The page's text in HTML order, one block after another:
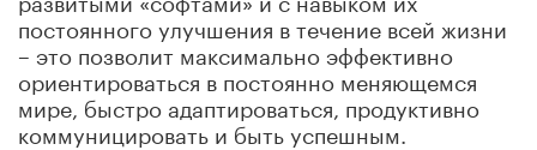
постоянного улучшения в течение всей жизни
– это позволит максимально эффективно
ориентироваться в постоянно меняющемся
мире, быстро адаптироваться, продуктивно
коммуницировать и быть успешным.